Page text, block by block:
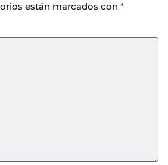
están marcados con *